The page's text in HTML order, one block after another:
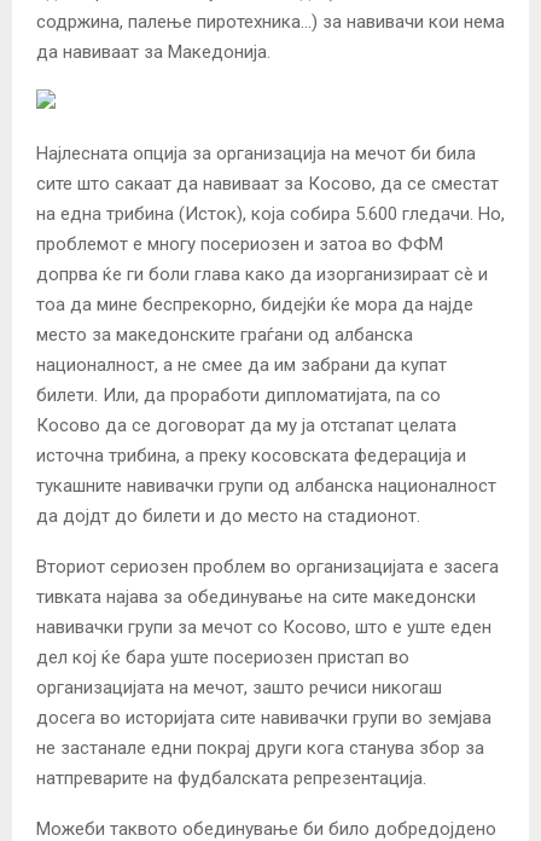
содржина, палење пиротехника…) за навивачи кои нема
да навиваат за Македонија.
Најлесната опција за организација на мечот би била
сите што сакаат да навиваат за Косово, да се сместат
на една трибина (Исток), која собира 5.600 гледачи. Но,
проблемот е многу посериозен и затоа во ФФМ
допрва ќе ги боли глава како да изорганизираат сè и
тоа да мине беспрекорно, бидејќи ќе мора да најде
место за македонските граѓани од албанска
националност, а не смее да им забрани да купат
билети. Или, да проработи дипломатијата, па со
Косово да се договорат да му ја отстапат целата
источна трибина, а преку косовската федерација и
тукашните навивачки групи од албанска националност
да дојдт до билети и до место на стадионот.
Вториот сериозен проблем во организацијата е засега
тивката најава за обединување на сите македонски
навивачки групи за мечот со Косово, што е уште еден
дел кој ќе бара уште посериозен пристап во
организацијата на мечот, зашто речиси никогаш
досега во историјата сите навивачки групи во земјава
не застанале едни покрај други кога станува збор за
натпреварите на фудбалската репрезентација.
Можеби таквото обединување би било добредојдено